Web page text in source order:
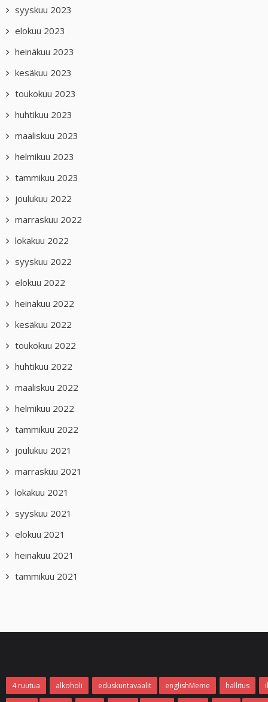
syyskuu 2023
elokuu 2023
heinäkuu 2023
kesäkuu 2023
toukokuu 2023
huhtikuu 2023
maaliskuu 2023
helmikuu 2023
tammikuu 2023
joulukuu 2022
marraskuu 2022
lokakuu 2022
syyskuu 2022
elokuu 2022
heinäkuu 2022
kesäkuu 2022
toukokuu 2022
huhtikuu 2022
maaliskuu 2022
helmikuu 2022
tammikuu 2022
joulukuu 2021
marraskuu 2021
lokakuu 2021
syyskuu 2021
elokuu 2021
heinäkuu 2021
tammikuu 2021
4 ruutua alkoholi eduskuntavaalit englishMeme hallitus